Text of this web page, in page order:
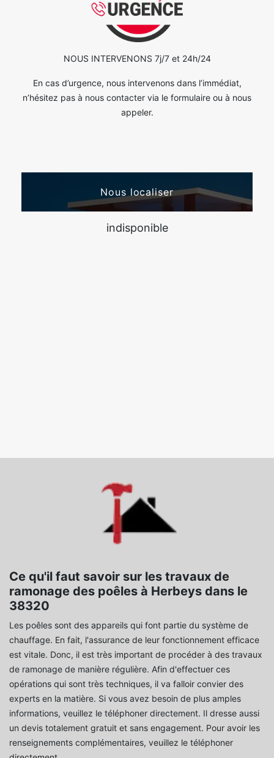
NOUS INTERVENONS 7j/7 et 24h/24
En cas d’urgence, nous intervenons dans l’immédiat,
n’hésitez pas à nous contacter via le formulaire ou à nous
appeler.
Nous localiser
indisponible
Ce qu'il faut savoir sur les travaux de
ramonage des poêles à Herbeys dans le
38320
Les poêles sont des appareils qui font partie du système de
chauffage. En fait, l'assurance de leur fonctionnement efficace
est vitale. Donc, il est très important de procéder à des travaux
de ramonage de manière régulière. Afin d'effectuer ces
opérations qui sont très techniques, il va falloir convier des
experts en la matière. Si vous avez besoin de plus amples
informations, veuillez le téléphoner directement. Il dresse aussi
un devis totalement gratuit et sans engagement. Pour avoir les
renseignements complémentaires, veuillez le téléphoner